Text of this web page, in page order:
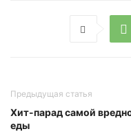
Предыдущая статья
Хит-парад самой
еды